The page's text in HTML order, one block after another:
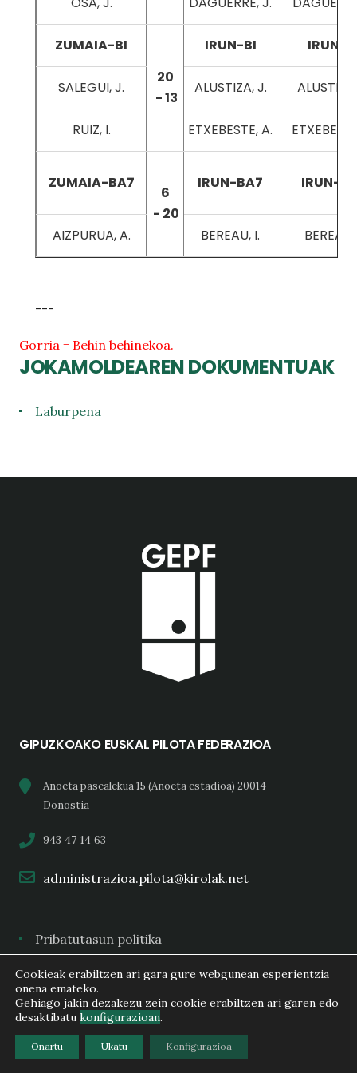
ZUMAIA-BI
20
- 13
IRUN-BI IRUN-
SALEGUI, J. ALUSTIZA, J.
RUIZ, I. ETXEBESTE, A.
ZUMAIA-BA7
6
- 20
IRUN-BA7 IRUN-
AIZPURUA, A. BEREAU, I. BEREAU,
---
Gorria = Behin behinekoa.
JOKAMOLDEAREN DOKUMENTUAK
Laburpena
GIPUZKOAKO EUSKAL PILOTA FEDERAZIOA
Anoeta pasealekua 15 (Anoeta estadioa) 20014
Donostia
943 47 14 63
administrazioa.pilota@kirolak.net
Pribatutasun politika
Lege oharra
Cookie-politika
Copyright (c) 2025 Gipuzkoako Euskal Pilota Federazioa -
Cookieak erabiltzen ari gara gure webgunean esperientzia
onena emateko.
Gehiago jakin dezakezu zein cookie erabiltzen ari garen edo
desaktibatu konfigurazioan.
Onartu Ukatu Konfigurazioa